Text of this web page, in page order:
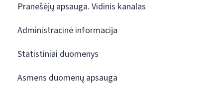
Pranešėjų apsauga. Vidinis kanalas
Administracinė informacija
Statistiniai duomenys
Asmens duomenų apsauga